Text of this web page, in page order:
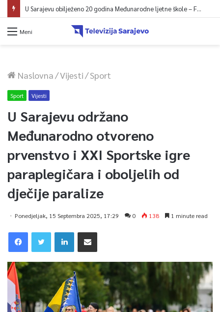
U Sarajevu obilježeno 20 godina Međunarodne ljetne škole – Fokus na izazovima međunarodne pravde
Meni
Naslovna/Vijesti/Sport
Sport Vijesti
U Sarajevu održano
Međunarodno otvoreno
prvenstvo i XXI Sportske igre
paraplegičara i oboljelih od
dječije paralize
Ponedjeljak, 15 Septembra 2025, 17:29 0 138 1 minute read